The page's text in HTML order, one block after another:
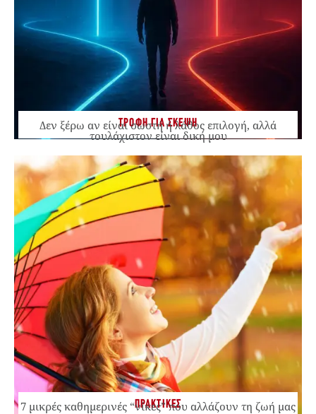
ΤΡΟΦΗ ΓΙΑ ΣΚΕΨΗ
Δεν ξέρω αν είναι σωστή ή λάθος επιλογή, αλλά
τουλάχιστον είναι δική μου
ΠΡΑΚΤΙΚΕΣ
7 μικρές καθημερινές “νίκες” που αλλάζουν τη ζωή μας